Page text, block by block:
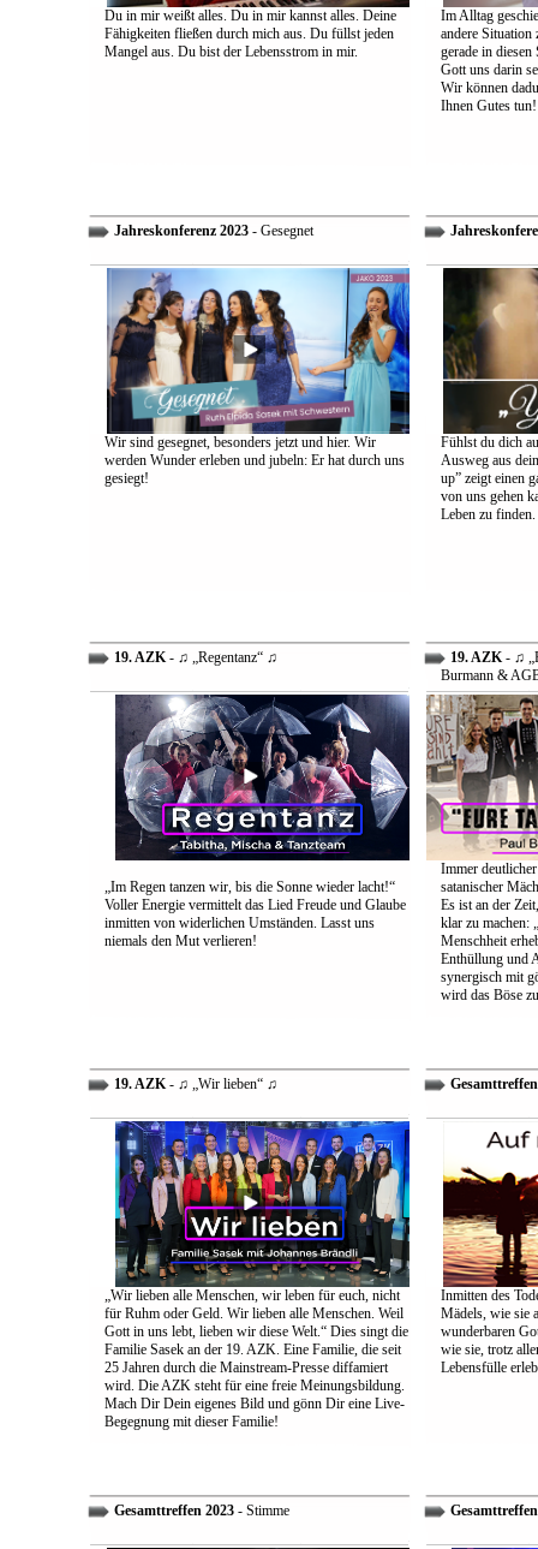
Du in mir weißt alles. Du in mir kannst alles. Deine
Fähigkeiten fließen durch mich aus. Du füllst jeden
Mangel aus. Du bist der Lebensstrom in mir.
Im Alltag
andere
gerade in
Gott uns darin
Wir können
Ihnen Gutes tun!
Jahreskonferenz 2023- Gesegnet
Wir sind gesegnet, besonders jetzt und hier. Wir
werden Wunder erleben und jubeln: Er hat durch uns
gesiegt!
Fühlst du dich
Ausweg aus
up” zeigt einen
von uns gehen
Leben zu finden.
19. AZK- ♫ „Regentanz“ ♫
„Im Regen tanzen wir, bis die Sonne wieder lacht!“
Voller Energie vermittelt das Lied Freude und Glaube
inmitten von widerlichen Umständen. Lasst uns
niemals den Mut verlieren!
19. AZK- ♫
Burmann &
Immer
satanischer
Es ist an der
klar zu machen:
Menschheit
Enthüllung und
synergisch mit
wird das Böse
19. AZK- ♫ „Wir lieben“ ♫
„Wir lieben alle Menschen, wir leben für euch, nicht
für Ruhm oder Geld. Wir lieben alle Menschen. Weil
Gott in uns lebt, lieben wir diese Welt.“ Dies singt die
Familie Sasek an der 19. AZK. Eine Familie, die seit
25 Jahren durch die Mainstream-Presse diffamiert
wird. Die AZK steht für eine freie Meinungsbildung.
Mach Dir Dein eigenes Bild und gönn Dir eine Live-
Begegnung mit dieser Familie!
Inmitten des
Mädels, wie sie
wunderbaren
wie sie, trotz
Lebensfülle
Gesamttreffen 2023- Stimme